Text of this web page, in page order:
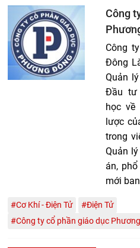
Công
Công
Đông
Quản
Đầu tư
học về
lược
trong
Quản
án,
mới
#Cơ Khí - Điện Tử
#Điện Tử
#Công ty cổ phần giáo dục